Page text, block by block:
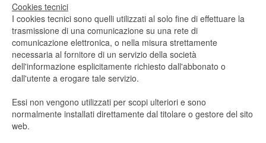
Cookies tecnici
I cookies tecnici sono quelli utilizzati al solo fine di effettuare la
trasmissione di una comunicazione su una rete di
comunicazione elettronica, o nella misura strettamente
necessaria al fornitore di un servizio della società
dell'informazione esplicitamente richiesto dall'abbonato o
dall'utente a erogare tale servizio.
Essi non vengono utilizzati per scopi ulteriori e sono
normalmente installati direttamente dal titolare o gestore del sito
web.